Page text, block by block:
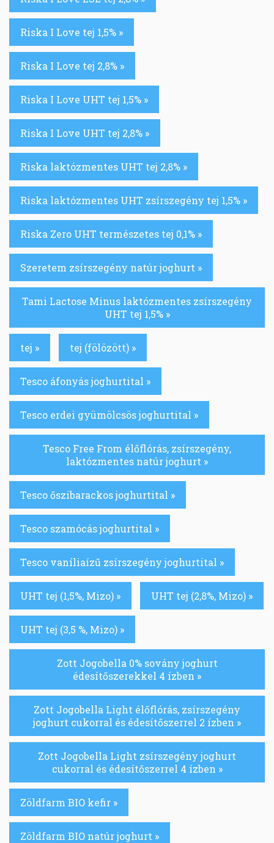
Riska I Love tej 1,5% »
Riska I Love tej 2,8% »
Riska I Love UHT tej 1,5% »
Riska I Love UHT tej 2,8% »
Riska laktózmentes UHT tej 2,8% »
Riska laktózmentes UHT zsírszegény tej 1,5% »
Riska Zero UHT természetes tej 0,1% »
Szeretem zsírszegény natúr joghurt »
Tami Lactose Minus laktózmentes zsírszegény
UHT tej 1,5% »
tej » tej (fölözött) »
Tesco áfonyás joghurtital »
Tesco erdei gyümölcsös joghurtital »
Tesco Free From élőflórás, zsírszegény,
laktózmentes natúr joghurt »
Tesco őszibarackos joghurtital »
Tesco szamócás joghurtital »
Tesco vaníliaízű zsírszegény joghurtital »
UHT tej (1,5%, Mizo) » UHT tej (2,8%, Mizo) »
UHT tej (3,5 %, Mizo) »
Zott Jogobella 0% sovány joghurt
édesítőszerekkel 4 ízben »
Zott Jogobella Light élőflórás, zsírszegény
joghurt cukorral és édesítőszerrel 2 ízben »
Zott Jogobella Light zsírszegény joghurt
cukorral és édesítőszerrel 4 ízben »
Zöldfarm BIO kefir »
Zöldfarm BIO natúr joghurt »